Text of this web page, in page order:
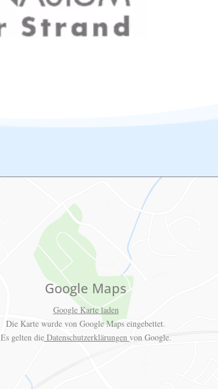
Google Maps
Google Karte laden
Die Karte wurde von Google Maps eingebettet.
Es gelten dieDatenschutzerklärungen von Google.